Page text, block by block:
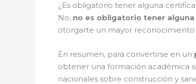
¿Es obligatorio tener alguna
No, no es obligatorio tener
otorgarte un mayor reconocimiento
En resumen, para convertirse en un
obtener una formación académica
nacionales sobre construcción y